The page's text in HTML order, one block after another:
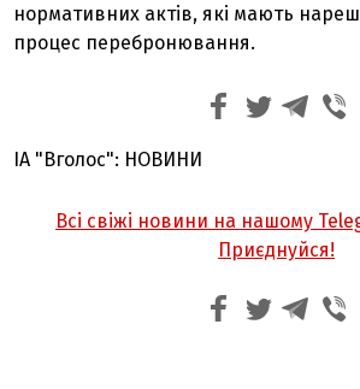
нормативних актів, які мають
процес перебронювання.
ІА "Вголос": НОВИНИ
Всі свіжі новини на нашому
Приєднуйся!